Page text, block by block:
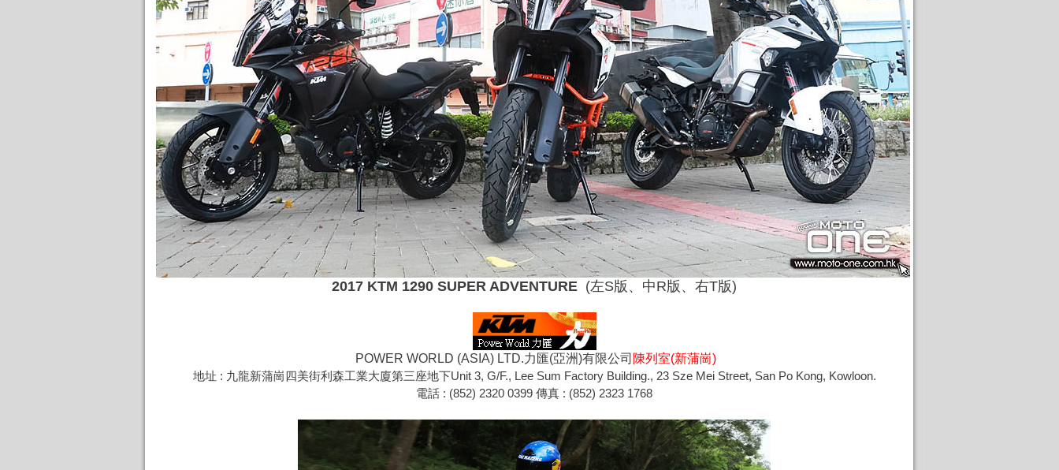
2017 KTM 1290 SUPER ADVENTURE (左S版、中R版、右T版)
POWER WORLD (ASIA) LTD.力匯(亞洲)有限公司 陳列室(新蒲崗)
地址 : 九龍新蒲崗四美街利森工業大廈第三座地下Unit 3, G/F., Lee Sum Factory Building., 23 Sze Mei Street, San Po Kong, Kowloon.
電話 : (852) 2320 0399 傳真 : (852) 2323 1768